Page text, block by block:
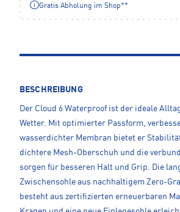
Gratis Abholung im Shop**
BESCHREIBUNG
Der Cloud 6 Waterproof ist der ideale
Wetter. Mit optimierter Passform,
wasserdichter Membran bietet er
dichtere Mesh-Oberschuh und die
sorgen für besseren Halt und Grip. Die
Zwischensohle aus nachhaltigem Zero-
besteht aus zertifizierten erneuerbaren